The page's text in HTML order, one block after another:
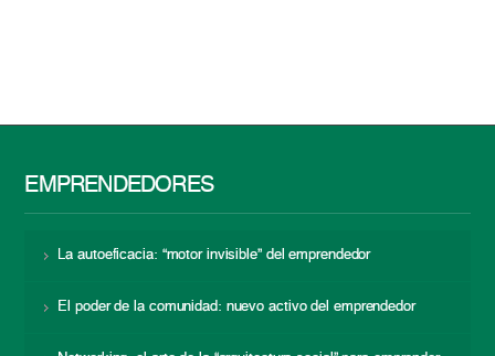
EMPRENDEDORES
La autoeficacia: “motor invisible” del emprendedor
El poder de la comunidad: nuevo activo del emprendedor